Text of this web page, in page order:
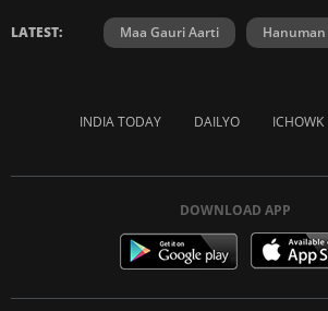
LATEST: Maa Gauri Aarti Hanuman
INDIA TODAY DAILYO ICHOWK
DOWNLOAD APP